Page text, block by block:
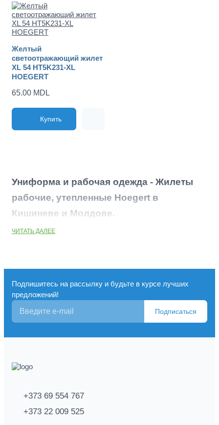
Желтый
светоотражающий жилет
XL 54 HT5K231-XL
HOEGERT
65.00 MDL
Купить
Униформа и рабочая одежда - Жилеты
рабочие, утепленные Hoegert в
Кишиневе и Молдове.
ЧИТАТЬ ДАЛЕЕ
Подпишитесь на рассылку и будьте в курсе лучших
предложений!
Подписаться
+373 69 554 767
+373 22 009 525